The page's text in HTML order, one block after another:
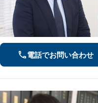
電話でお問い合わせ